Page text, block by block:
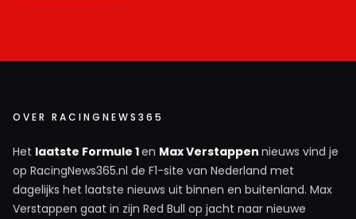
OVER RACINGNEWS365
Het laatste Formule 1en Max Verstappen nieuws vind je
op RacingNews365.nl de F1-site van Nederland met
dagelijks het laatste nieuws uit binnen en buitenland. Max
Verstappen gaat in zijn Red Bull op jacht naar nieuwe